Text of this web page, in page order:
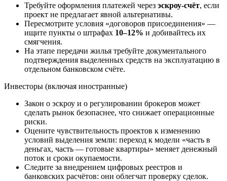
Требуйте оформления платежей через эскроу-счёт, если
проект не предлагает явной альтернативы.
Пересмотрите условия «договоров присоединения» —
ищите пункты о штрафах 10–12% и добивайтесь их
смягчения.
На этапе передачи жилья требуйте документального
подтверждения выделенных средств на эксплуатацию в
отдельном банковском счёте.
Инвесторы (включая иностранные)
Закон о эскроу и о регулировании брокеров может
сделать рынок безопаснее, что снижает операционные
риски.
Оцените чувствительность проектов к изменению
условий выделения земли: переход к модели «часть в
деньгах, часть — готовые квартиры» меняет денежный
поток и сроки окупаемости.
Следите за внедрением цифровых реестров и
банковских расчётов: они облегчат проверку сделок.